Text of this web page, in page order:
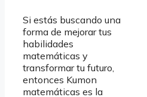
Si estás buscando una
forma de mejorar tus
habilidades
matemáticas y
transformar tu futuro,
entonces Kumon
matemáticas es la